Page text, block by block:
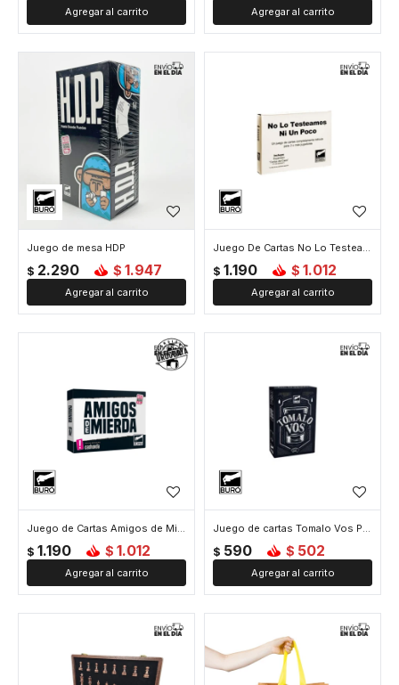
Juego de mesa HDP
$ 2.290 $ 1.947
Juego De Cartas No Lo Testeamos Ni Un Poco
$ 1.190 $ 1.012
Juego de Cartas Amigos de Mi3rda ADM
$ 1.190 $ 1.012
Juego de cartas Tomalo Vos Pocket
$ 590 $ 502